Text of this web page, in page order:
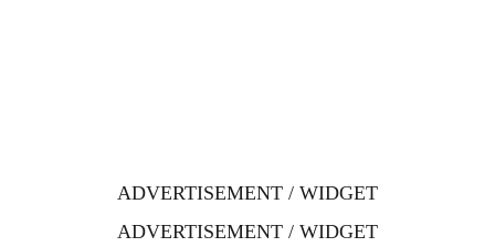
ADVERTISEMENT / WIDGET
ADVERTISEMENT / WIDGET